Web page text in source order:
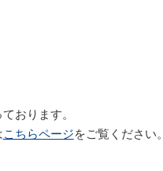
おります。
こちらページをご覧ください。